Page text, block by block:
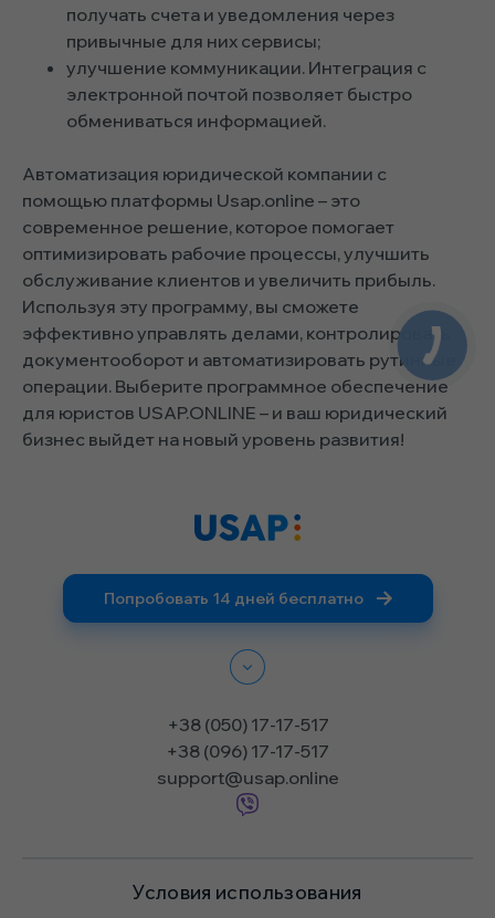
получать счета и уведомления через
привычные для них сервисы;
улучшение коммуникации. Интеграция с
электронной почтой позволяет быстро
обмениваться информацией.
Автоматизация юридической компании с
помощью платформы Usap.online – это
современное решение, которое помогает
оптимизировать рабочие процессы, улучшить
обслуживание клиентов и увеличить прибыль.
Используя эту программу, вы сможете
эффективно управлять делами, контролировать
документооборот и автоматизировать рутинные
операции. Выберите программное обеспечение
для юристов USAP.ONLINE – и ваш юридический
бизнес выйдет на новый уровень развития!
Попробовать 14 дней бесплатно
+38 (050) 17-17-517
+38 (096) 17-17-517
support@usap.online
Условия использования